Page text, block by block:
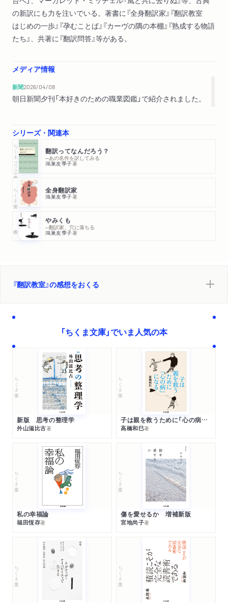
の新訳にも力を注いでいる。著書に『全身翻訳家』『翻訳教室
はじめの一歩』『孕むことば』『カーヴの隅の本棚』『熟成する物語
たち』、共著に『翻訳問答』等がある。
メディア情報
新聞2026/04/08
朝日新聞夕刊「本好きのための職業図鑑」で紹介されました。
シリーズ・関連本
ちくまプリマー新書 翻訳ってなんだろう？
─あの名作を訳してみる
鴻巣友季子著
ちくま文庫 全身翻訳家
鴻巣友季子著
やみくも
─翻訳家、穴に落ちる
鴻巣友季子著
『翻訳教室』の感想をおくる
「ちくま文庫」でいま人気の本
ちくま文庫
新版 思考の整理学
外山滋比古著
ちくま文庫
子は親を救うために「心の病」になる
高橋和巳著
ちくま文庫
私の幸福論
福田恆存著
ちくま文庫
傷を愛せるか 増補新版
宮地尚子著
ちくま文庫 ちくま文庫